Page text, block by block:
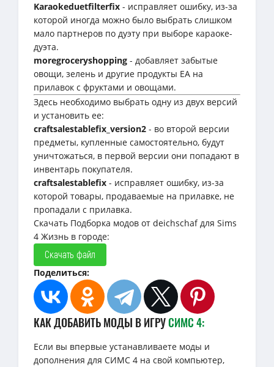
Karaokeduetfilterfix - исправляет ошибку, из-за
которой иногда можно было выбрать слишком
мало партнеров по дуэту при выборе караоке-
дуэта.
moregroceryshopping - добавляет забытые
овощи, зелень и другие продукты EA на
прилавок с фруктами и овощами.
Здесь необходимо выбрать одну из двух версий
и установить ее:
craftsalestablefix_version2 - во второй версии
предметы, купленные самостоятельно, будут
уничтожаться, в первой версии они попадают в
инвентарь покупателя.
craftsalestablefix - исправляет ошибку, из-за
которой товары, продаваемые на прилавке, не
пропадали с прилавка.
Скачать Подборка модов от deichschaf для Sims
4 Жизнь в городе:
Скачать файл
Поделиться:
КАК ДОБАВИТЬ МОДЫ В ИГРУСИМС 4:
Если вы впервые устанавливаете моды и
дополнения для СИМС 4 на свой компьютер,